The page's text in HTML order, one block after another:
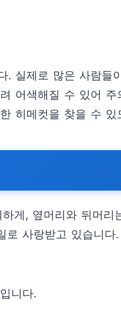
실제로 많은 사람들
어색해질 수 있어
히메컷을 찾을 수 있
게, 옆머리와 뒤머
로 사랑받고 있습니다.
니다.